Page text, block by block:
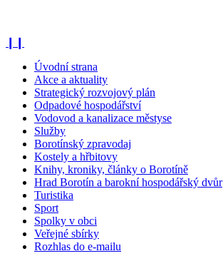
Úvodní strana
Akce a aktuality
Strategický rozvojový plán
Odpadové hospodářství
Vodovod a kanalizace městyse
Služby
Borotínský zpravodaj
Kostely a hřbitovy
Knihy, kroniky, články o Borotíně
Hrad Borotín a barokní hospodářský dvůr
Turistika
Sport
Spolky v obci
Veřejné sbírky
Rozhlas do e-mailu